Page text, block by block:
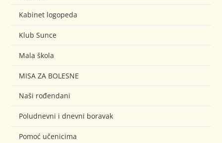
Kabinet logopeda
Klub Sunce
Mala škola
MISA ZA BOLESNE
Naši rođendani
Poludnevni i dnevni boravak
Pomoć učenicima